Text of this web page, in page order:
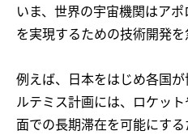
いま、世界の宇宙機関はア
を実現するための技術開発を
例えば、日本をはじめ各国
ルテミス計画には、ロケッ
面での長期滞在を可能にす